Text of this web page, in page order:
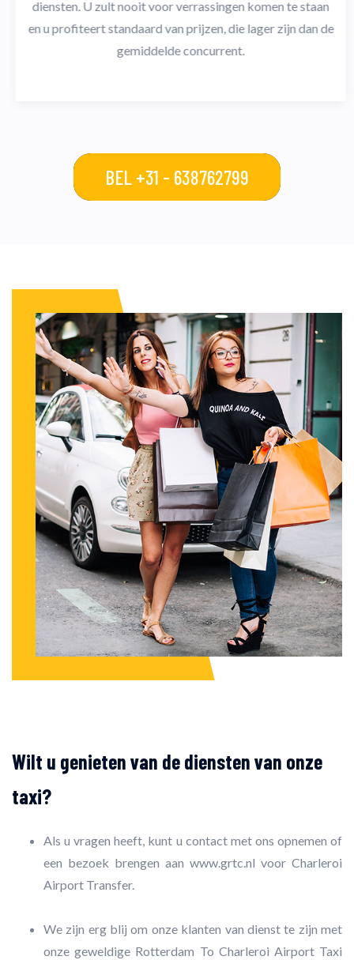
diensten. U zult nooit voor verrassingen komen te staan
en u profiteert standaard van prijzen, die lager zijn dan de
gemiddelde concurrent.
BEL +31 - 638762799
Wilt u genieten van de diensten van onze
taxi?
Als u vragen heeft, kunt u contact met ons opnemen of
een bezoek brengen aan www.grtc.nl voor Charleroi
Airport Transfer.
We zijn erg blij om onze klanten van dienst te zijn met
onze geweldige Rotterdam To Charleroi Airport Taxi